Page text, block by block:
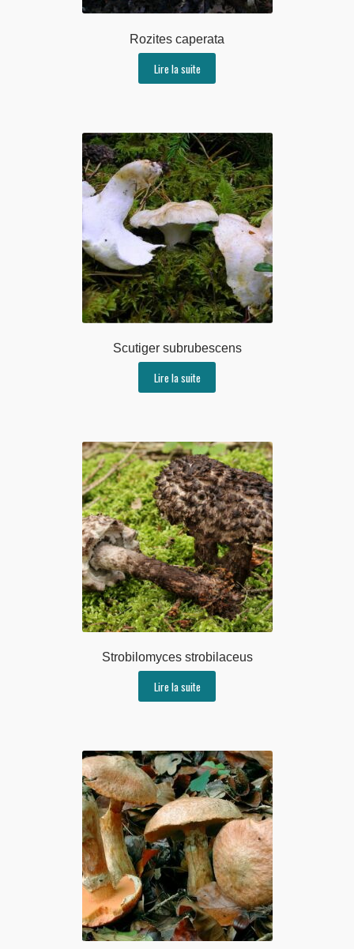
Rozites caperata
Lire la suite
Scutiger subrubescens
Lire la suite
Strobilomyces strobilaceus
Lire la suite